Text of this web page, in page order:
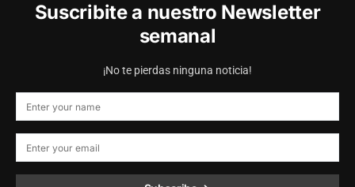
Suscribite a nuestro Newsletter
semanal
¡No te pierdas ninguna noticia!